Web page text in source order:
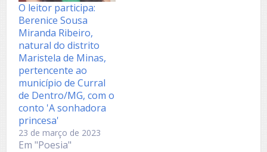
O leitor participa:
Berenice Sousa
Miranda Ribeiro,
natural do distrito
Maristela de Minas,
pertencente ao
município de Curral
de Dentro/MG, com o
conto 'A sonhadora
princesa'
23 de março de 2023
Em "Poesia"